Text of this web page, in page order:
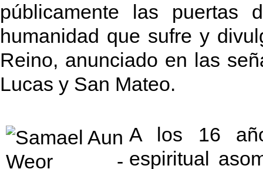
públicamente las
humanidad que sufre y
Reino, anunciado en las
Lucas y San Mateo.
A los 16
espiritual